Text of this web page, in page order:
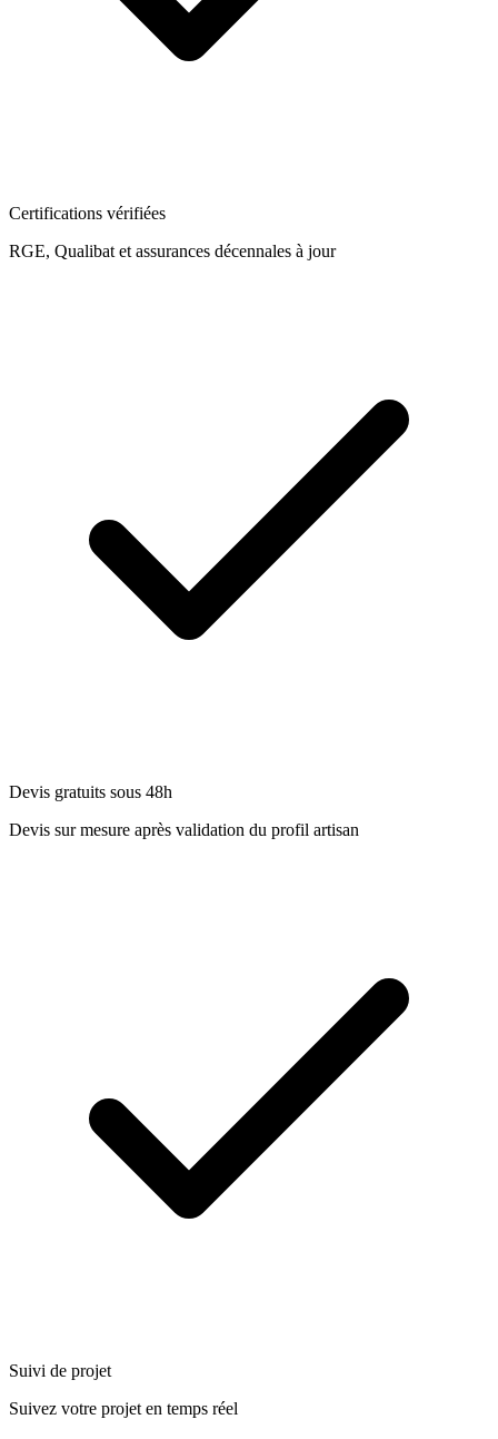
Certifications vérifiées
RGE, Qualibat et assurances décennales à jour
Devis gratuits sous 48h
Devis sur mesure après validation du profil artisan
Suivi de projet
Suivez votre projet en temps réel